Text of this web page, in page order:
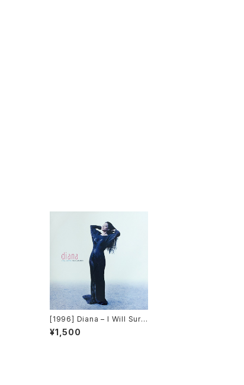
[1996] Diana – I Will Survi
ve (The Club Mixes) [EM
I]
¥1,500